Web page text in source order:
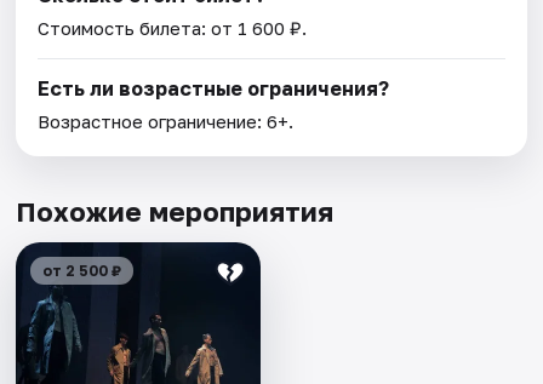
Стоимость билета: от 1 600 ₽.
Есть ли возрастные ограничения?
Возрастное ограничение: 6+.
Похожие мероприятия
от 2 500 ₽